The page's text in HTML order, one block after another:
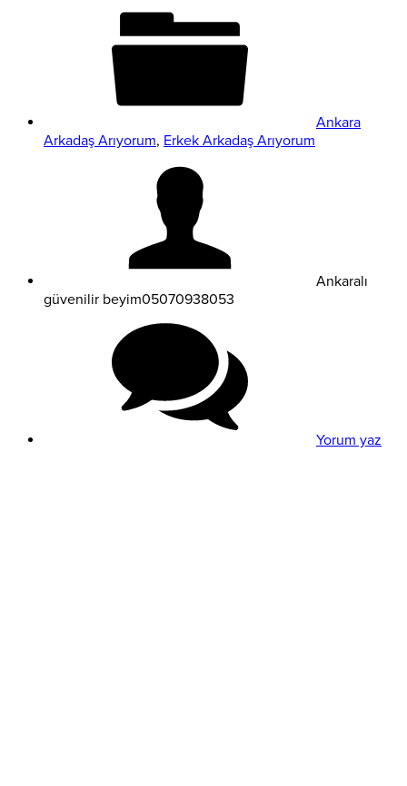
Ankara
Arkadaş Arıyorum, Erkek Arkadaş Arıyorum
Ankaralı
güvenilir beyim05070938053
Yorum yaz